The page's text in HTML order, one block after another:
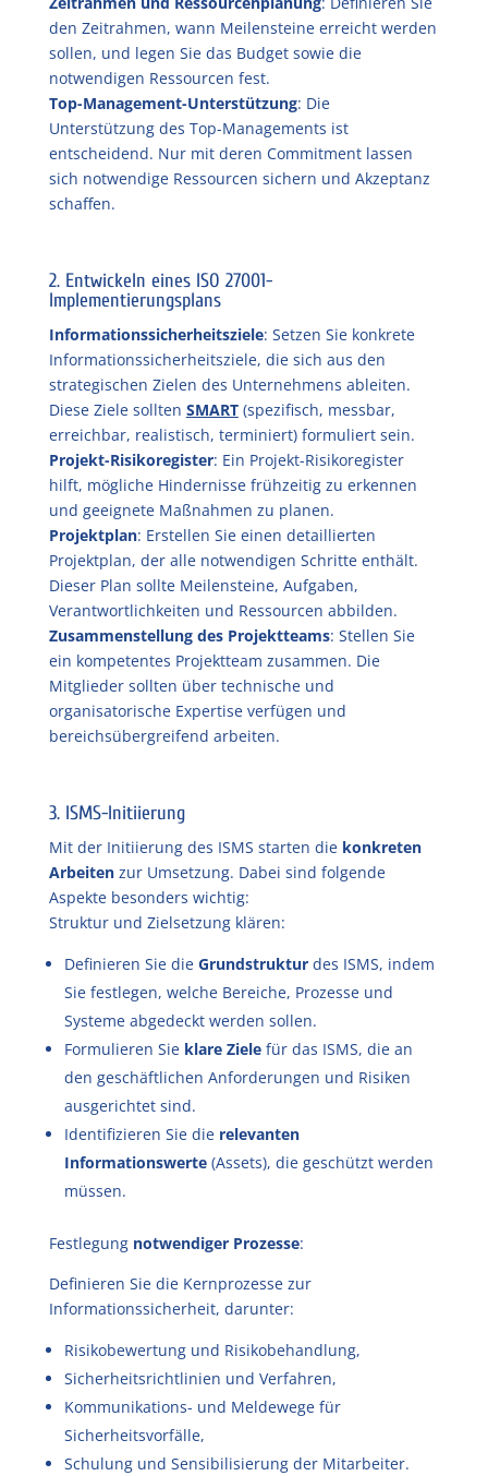
den Zeitrahmen, wann Meilensteine erreicht werden
sollen, und legen Sie das Budget sowie die
notwendigen Ressourcen fest.
Top-Management-Unterstützung: Die
Unterstützung des Top-Managements ist
entscheidend. Nur mit deren Commitment lassen
sich notwendige Ressourcen sichern und Akzeptanz
schaffen.
2. Entwickeln eines ISO 27001-
Implementierungsplans
Informationssicherheitsziele: Setzen Sie konkrete
Informationssicherheitsziele, die sich aus den
strategischen Zielen des Unternehmens ableiten.
Diese Ziele sollten SMART(spezifisch, messbar,
erreichbar, realistisch, terminiert) formuliert sein.
Projekt-Risikoregister: Ein Projekt-Risikoregister
hilft, mögliche Hindernisse frühzeitig zu erkennen
und geeignete Maßnahmen zu planen.
Projektplan: Erstellen Sie einen detaillierten
Projektplan, der alle notwendigen Schritte enthält.
Dieser Plan sollte Meilensteine, Aufgaben,
Verantwortlichkeiten und Ressourcen abbilden.
Zusammenstellung des Projektteams: Stellen Sie
ein kompetentes Projektteam zusammen. Die
Mitglieder sollten über technische und
organisatorische Expertise verfügen und
bereichsübergreifend arbeiten.
3. ISMS-Initiierung
Mit der Initiierung des ISMS starten die konkreten
Arbeitenzur Umsetzung. Dabei sind folgende
Aspekte besonders wichtig:
Struktur und Zielsetzung klären:
Definieren Sie die Grundstrukturdes ISMS, indem
Sie festlegen, welche Bereiche, Prozesse und
Systeme abgedeckt werden sollen.
Formulieren Sie klare Zielefür das ISMS, die an
den geschäftlichen Anforderungen und Risiken
ausgerichtet sind.
Identifizieren Sie die relevanten
Informationswerte(Assets), die geschützt werden
müssen.
Festlegung notwendiger Prozesse:
Definieren Sie die Kernprozesse zur
Informationssicherheit, darunter:
Risikobewertung und Risikobehandlung,
Sicherheitsrichtlinien und Verfahren,
Kommunikations- und Meldewege für
Sicherheitsvorfälle,
Schulung und Sensibilisierung der Mitarbeiter.